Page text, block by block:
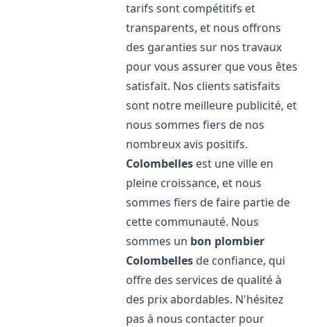
tarifs sont compétitifs et
transparents, et nous offrons
des garanties sur nos travaux
pour vous assurer que vous êtes
satisfait. Nos clients satisfaits
sont notre meilleure publicité, et
nous sommes fiers de nos
nombreux avis positifs.
Colombelles est une ville en
pleine croissance, et nous
sommes fiers de faire partie de
cette communauté. Nous
sommes un bon plombier
Colombelles de confiance, qui
offre des services de qualité à
des prix abordables. N'hésitez
pas à nous contacter pour